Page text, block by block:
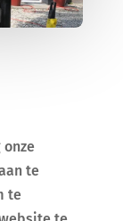
onze
te
te